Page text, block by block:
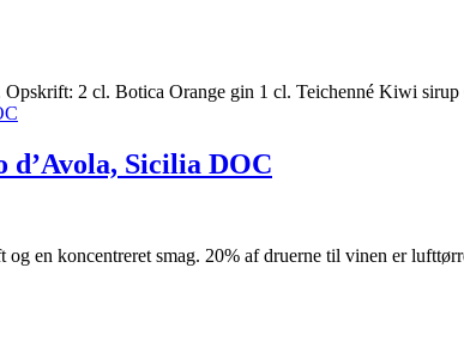
2 cl. Botica Orange gin 1 cl. Teichenné Kiwi
d’Avola, Sicilia DOC
en koncentreret smag. 20% af druerne til vinen er